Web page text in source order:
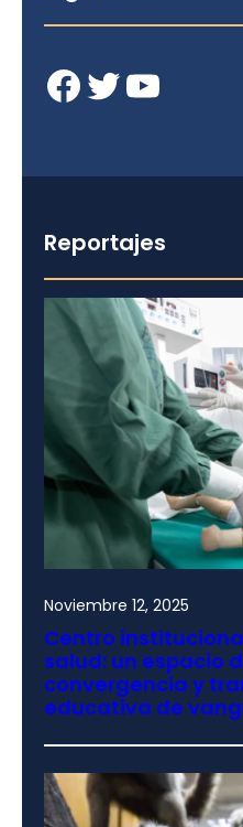
Facebook Twitter YouTube
Reportajes
Noviembre 12, 2025
Centro
salud: un espacio
convergencia y
educativa de